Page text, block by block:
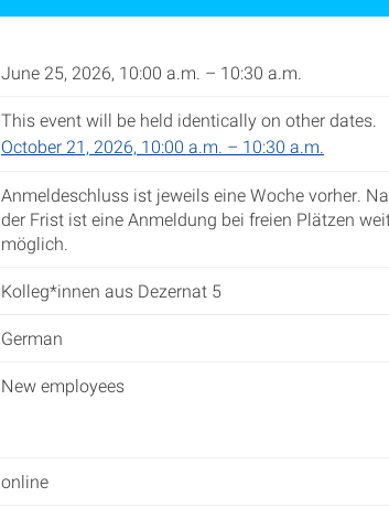
June 25, 2026, 10:00 a.m. – 10:30 a.m.
This event will be held identically on other dates.
October 21, 2026, 10:00 a.m. – 10:30 a.m.
Anmeldeschluss ist jeweils eine Woche vorher.
der Frist ist eine Anmeldung bei freien Plätzen
möglich.
Kolleg*innen aus Dezernat 5
German
New employees
online